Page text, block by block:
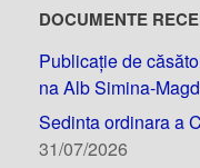
DOCUMENTE
Publicație de
na Alb Simina-
Sedinta ordinara a
31/07/2026